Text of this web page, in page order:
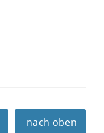
nach oben